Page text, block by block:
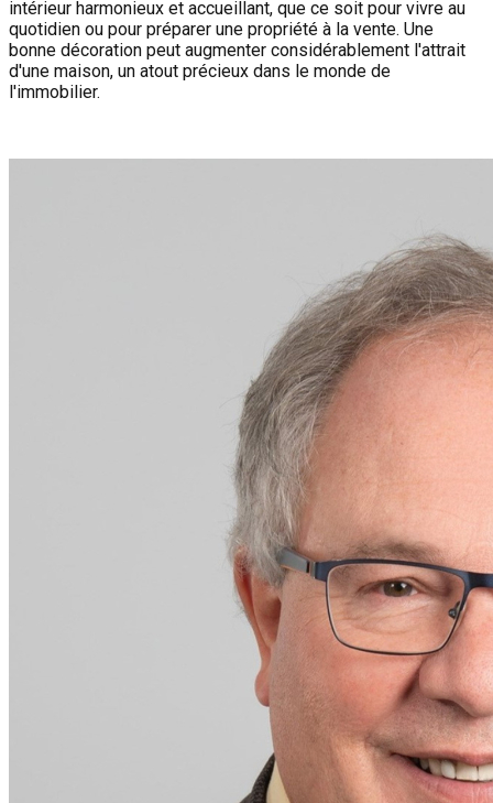
intérieur harmonieux et accueillant, que ce soit pour vivre au
quotidien ou pour préparer une propriété à la vente. Une
bonne décoration peut augmenter considérablement l'attrait
d'une maison, un atout précieux dans le monde de
l'immobilier.